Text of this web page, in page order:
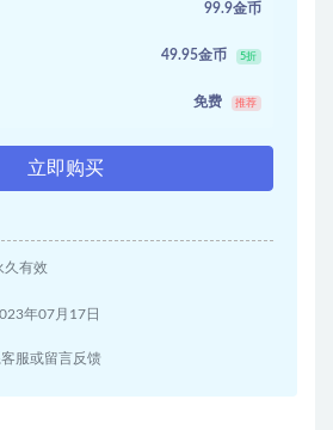
99.9金币
49.95金币 5折
免费 推荐
立即购买
久有效
年07月17日
服或留言反馈